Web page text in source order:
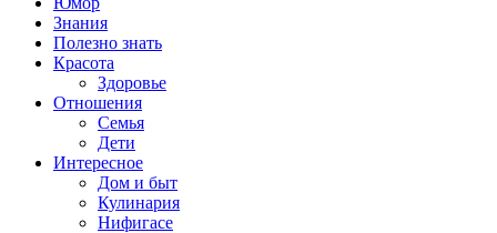
Знания
Полезно знать
Красота
Здоровье
Отношения
Семья
Дети
Интересное
Дом и быт
Кулинария
Нифигасе